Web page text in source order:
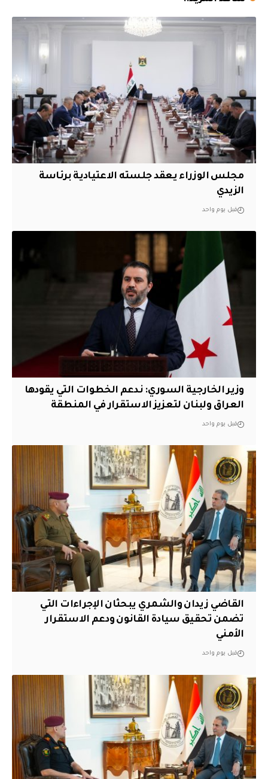
مجلس الوزراء يعقد جلسته الاعتيادية برئاسة
الزيدي
قبل يوم واحد
وزير الخارجية السوري: ندعم الخطوات التي يقودها
العراق ولبنان لتعزيز الاستقرار في المنطقة
قبل يوم واحد
القاضي زيدان والشمري يبحثان الإجراءات التي
تضمن تحقيق سيادة القانون ودعم الاستقرار
الأمني
قبل يوم واحد